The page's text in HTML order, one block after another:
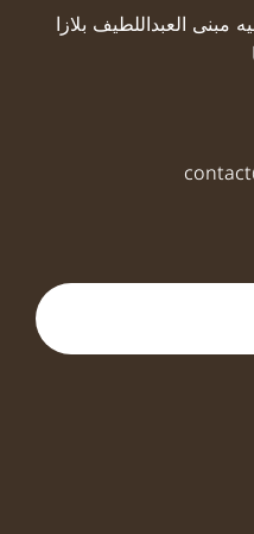
مبنى العبداللطيف بلازا